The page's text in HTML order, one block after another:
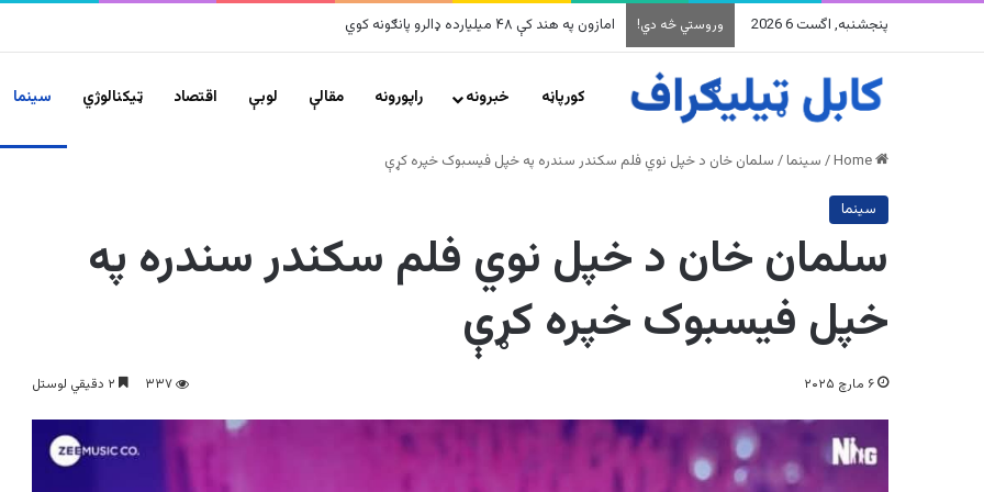
پنجشنبه, اگست 6 2026 وروستي څه دي! په وینزویلا کې زورورو زلزلو پراخ زیانونه اړولي
کورپاڼه خبرونه راپورونه مقالې لوبې اقتصاد ټیکنالوژي سينما
/ سينما / سلمان خان د خپل نوي فلم سکندر سندره په خپل فیسبوک خپره کړې
سينما
سلمان خان د خپل نوي فلم سکندر سندره په
خپل فیسبوک خپره کړې
۶ مارچ ۲۰۲۵ ۳۳۷